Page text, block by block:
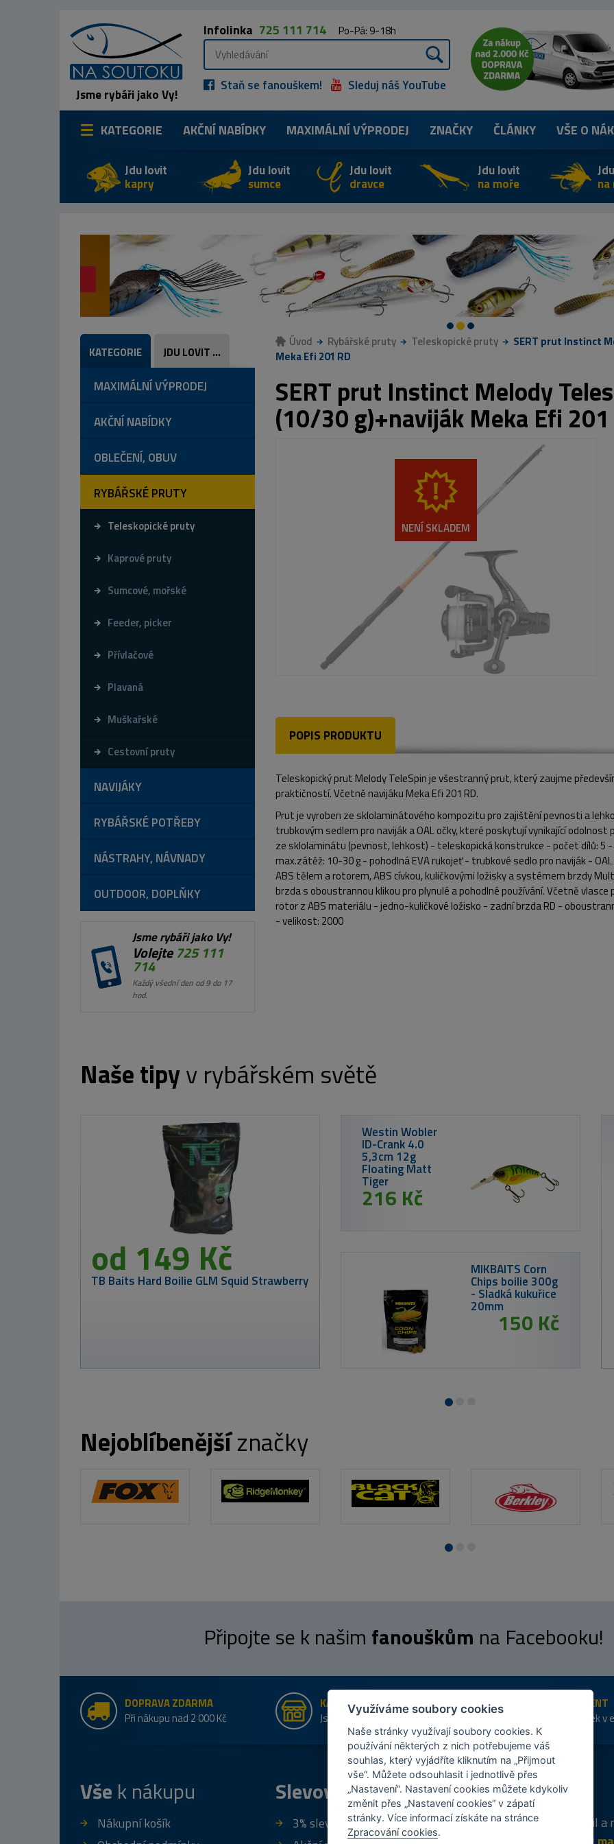
Jsme rybáři jako Vy!
Infolinka 725 111 714 Po-Pá: 9-18h
Staň se fanouškem! Sleduj náš YouTube
KATEGORIE AKČNÍ NABÍDKY MAXIMÁLNÍVÝPRODEJ ZNAČKY ČLÁNKY VŠE O
Jdu lovit
kapry
Jdu lovit
sumce
Jdu lovit
dravce
Jdu lovit
na moře na
KATEGORIE JDU LOVIT ...
MAXIMÁLNÍ VÝPRODEJ
AKČNÍ NABÍDKY
OBLEČENÍ, OBUV
RYBÁŘSKÉ PRUTY
Teleskopické pruty
Kaprové pruty
Sumcové, mořské
Feeder, picker
Přívlačové
Plavaná
Muškařské
Cestovní pruty
NAVIJÁKY
RYBÁŘSKÉ POTŘEBY
NÁSTRAHY, NÁVNADY
OUTDOOR, DOPLŇKY
Jsme rybáři jako Vy!
Volejte725 111
714
Každý všední den od 9 do 17
hod.
Úvod Rybářské pruty Teleskopické pruty
SERT prut Instinct
Meka Efi 201 RD
SERT prut Instinct Melody
(10/30 g)+naviják Meka Efi 201
NENÍ SKLADEM
POPIS PRODUKTU
Teleskopický prut Melody TeleSpin je všestranný prut, který zaujme
praktičností. Včetně navijáku Meka Efi 201 RD.
Prut je vyroben ze sklolaminátového kompozitu pro zajištění pevnosti a
trubkovým sedlem pro naviják a OAL očky, které poskytují vynikající
ze sklolaminátu (pevnost, lehkost) - teleskopická konstrukce - počet dílů: 5
max.zátěž: 10-30 g - pohodlná EVA rukojeť - trubkové sedlo pro naviják -
ABS tělem a rotorem, ABS cívkou, kuličkovými ložisky a systémem brzdy
brzda s oboustrannou klikou pro plynulé a pohodlné používání. Včetně
rotor z ABS materiálu - jedno-kuličkové ložisko - zadní brzda RD -
- velikost: 2000
Naše tipyv rybářském světě
Squid Strawberry
Westin Wobler
ID-Crank 4.0
5,3cm 12g
Floating Matt
Tiger
216 Kč
Chips boilie 300g
- Sladká kukuřice
od 259
Nejoblíbenějšíznačky
Připojte se k našim fanouškům na Facebooku!
DOPRAVA ZDARMA
Při nákupu nad 2 000 Kč
KAMENNÉ PRODEJNY
Jsme na trhu více než 10 let
ŠIROKÝ SORTIMENT
Přes 20 tis. položek v
shopu
Vše k nákupu
Nákupní košík
Slevový program
3% sleva za registraci
Tipyk nákupu
Napište nám svůj e-mail a
Využíváme soubory cookies
Naše stránky využívají soubory cookies. K
používání některých z nich potřebujeme váš
souhlas, který vyjádříte kliknutím na „Přijmout
vše“. Můžete odsouhlasit i jednotlivě přes
„Nastavení“. Nastavení cookies můžete kdykoliv
změnit přes „Nastavení cookies“ v zápatí
stránky. Více informací získáte na stránce
Zpracování cookies.